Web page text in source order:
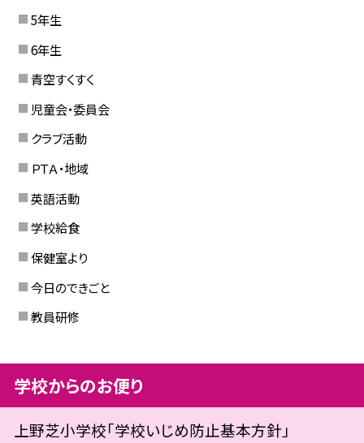
5年生
6年生
青空すくすく
児童会・委員会
クラブ活動
ＰＴＡ・地域
英語活動
学校給食
保健室より
今日のできごと
教員研修
学校からのお便り
上野芝小学校「学校いじめ防止基本方針」